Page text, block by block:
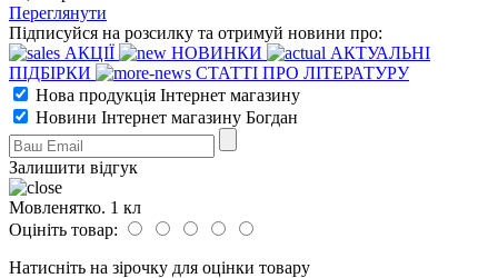
Переглянути
Підписуйся на розсилку та отримуй новини про:
АКЦІЇ
НОВИНКИ
АКТУАЛЬНІ
ПІДБІРКИ
СТАТТІ ПРО ЛІТЕРАТУРУ
Нова продукція Інтернет магазину
Новини Інтернет магазину Богдан
Залишити відгук
Мовленятко. 1 кл
Оцініть товар:
Натисніть на зірочку для оцінки товару